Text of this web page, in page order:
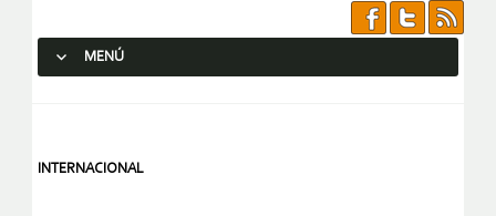
MENÚ
INTERNACIONAL